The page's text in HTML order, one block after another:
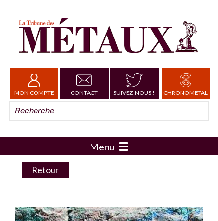
MON COMPTE CONTACT SUIVEZ-NOUS ! CHRONOMETAL
Menu
Retour